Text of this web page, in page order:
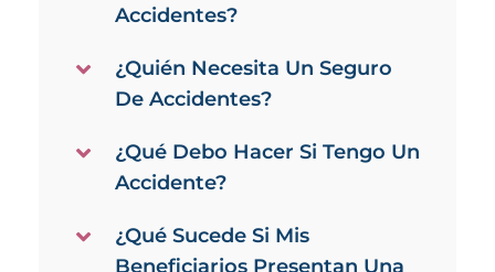
Accidentes?
¿Quién Necesita Un Seguro
De Accidentes?
¿Qué Debo Hacer Si Tengo Un
Accidente?
¿Qué Sucede Si Mis
Beneficiarios Presentan Una